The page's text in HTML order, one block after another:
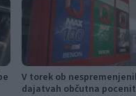
V torek ob
dajatvah občutna